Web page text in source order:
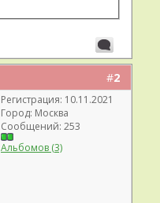
#2
Регистрация: 10.11.2021
Город: Москва
Сообщений: 253
Альбомов (3)